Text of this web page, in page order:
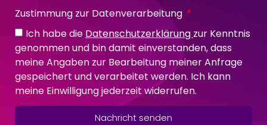
Zustimmung zur Datenverarbeitung
Ich habe die Datenschutzerklärung zur Kenntnis
genommen und bin damit einverstanden, dass
meine Angaben zur Bearbeitung meiner Anfrage
gespeichert und verarbeitet werden. Ich kann
meine Einwilligung jederzeit widerrufen.
Nachricht senden